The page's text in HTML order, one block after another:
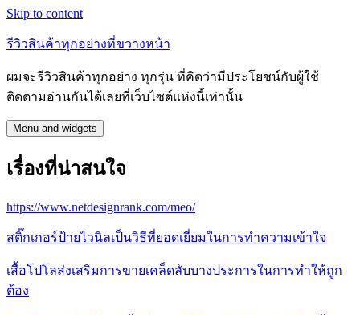
Skip to content
รีวิวสินค้าทุกอย่างที่ขวางหน้า
ผมจะรีวิวสินค้าทุกอย่าง ทุกรุ่น ที่คิดว่ามีประโยชน์กับผู้ใช้
ติดตามอ่านกันได้เลยที่เว็บไซต์แห่งนี้เท่านั้น
Menu and widgets
เรื่องที่น่าสนใจ
https://www.netdesignrank.com/meo/
สติ๊กเกอร์ป้ายไวนิลเป็นวิธีที่ยอดเยี่ยมในการทำความเข้าใจ
เสื้อโปโลส่งเสริมการขายเคล็ดลับบางประการในการทำให้ถูก
ต้อง